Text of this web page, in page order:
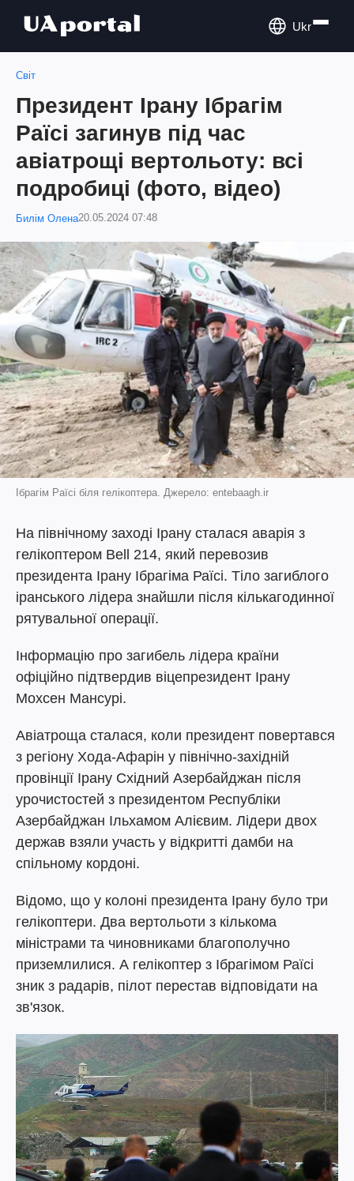
Ukr
Світ
Президент Ірану Ібрагім
Раїсі загинув під час
авіатрощі вертольоту: всі
подробиці (фото, відео)
Билім Олена20.05.2024 07:48
Ібрагім Раїсі біля гелікоптера. Джерело: entebaagh.ir
На північному заході Ірану сталася аварія з
гелікоптером Bell 214, який перевозив
президента Ірану Ібрагіма Раїсі. Тіло загиблого
іранського лідера знайшли після кількагодинної
рятувальної операції.
Інформацію про загибель лідера країни
офіційно підтвердив віцепрезидент Ірану
Мохсен Мансурі.
Авіатроща сталася, коли президент повертався
з регіону Хода-Афарін у північно-західній
провінції Ірану Східний Азербайджан після
урочистостей з президентом Республіки
Азербайджан Ільхамом Алієвим. Лідери двох
держав взяли участь у відкритті дамби на
спільному кордоні.
Відомо, що у колоні президента Ірану було три
гелікоптери. Два вертольоти з кількома
міністрами та чиновниками благополучно
приземлилися. А гелікоптер з Ібрагімом Раїсі
зник з радарів, пілот перестав відповідати на
зв'язок.